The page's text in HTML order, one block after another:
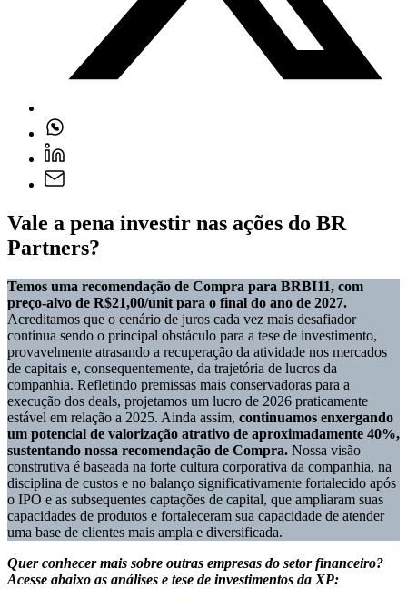
Vale a pena investir nas ações do BR
Partners?
Temos uma recomendação de Compra para BRBI11, com
preço-alvo de R$21,00/unit para o final do ano de 2027.
Acreditamos que o cenário de juros cada vez mais desafiador
continua sendo o principal obstáculo para a tese de investimento,
provavelmente atrasando a recuperação da atividade nos mercados
de capitais e, consequentemente, da trajetória de lucros da
companhia. Refletindo premissas mais conservadoras para a
execução dos deals, projetamos um lucro de 2026 praticamente
estável em relação a 2025. Ainda assim, continuamos enxergando
um potencial de valorização atrativo de aproximadamente 40%,
sustentando nossa recomendação de Compra. Nossa visão
construtiva é baseada na forte cultura corporativa da companhia, na
disciplina de custos e no balanço significativamente fortalecido após
o IPO e as subsequentes captações de capital, que ampliaram suas
capacidades de produtos e fortaleceram sua capacidade de atender
uma base de clientes mais ampla e diversificada.
Quer conhecer mais sobre outras empresas do setor financeiro?
Acesse abaixo as análises e tese de investimentos da XP: